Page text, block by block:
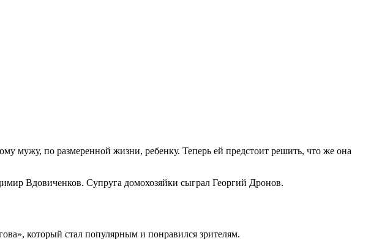
мужу, по размеренной жизни, ребенку. Теперь ей предстоит решить, что же она
Вдовиченков. Супруга домохозяйки сыграл Георгий Дронов.
который стал популярным и понравился зрителям.